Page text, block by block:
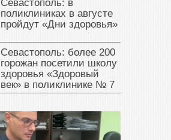
Севастополь: в
поликлиниках в августе
пройдут «Дни здоровья»
Севастополь: более 200
горожан посетили школу
здоровья «Здоровый
век» в поликлинике № 7